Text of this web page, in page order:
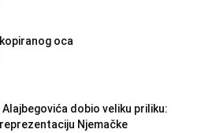
oca
dobio veliku priliku:
Njemačke